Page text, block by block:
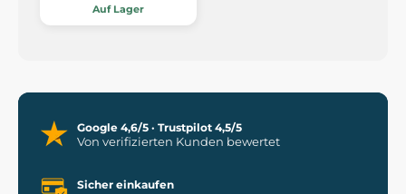
Auf Lager
Google 4,6/5 · Trustpilot 4,5/5
Von verifizierten Kunden bewertet
Sicher einkaufen